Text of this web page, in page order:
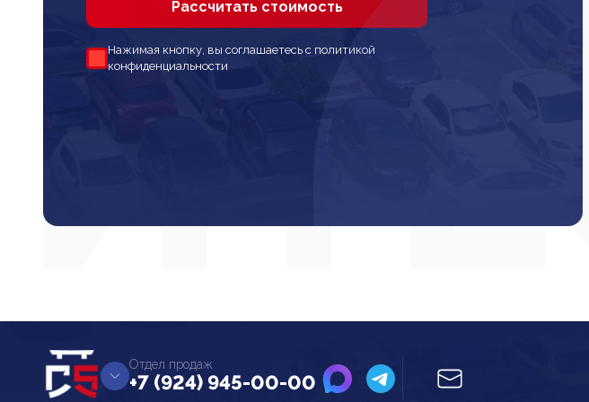
Рассчитать стоимость
Нажимая кнопку, вы соглашаетесь с политикой
конфиденциальности
Отдел продаж
+7 (924) 945-00-00